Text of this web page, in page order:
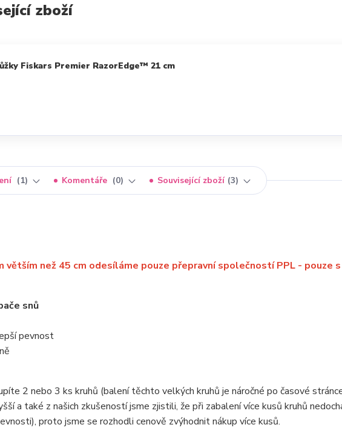
zboží
Fiskars Premier RazorEdge™ 21 cm
1 Komentáře 0 Související zboží 3
větším než 45 cm odesíláme pouze přepravní společností PPL - pouze
snů
pevnost
2 nebo 3 ks kruhů (balení těchto velkých kruhů je náročné po časové
a také z našich zkušeností jsme zjistili, že při zabalení více kusů kruhů
proto jsme se rozhodli cenově zvýhodnit nákup více kusů.